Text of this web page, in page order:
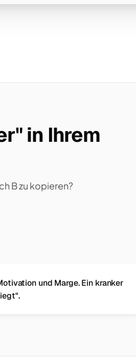
in Ihrem
B zu kopieren?
und Marge. Ein kranker